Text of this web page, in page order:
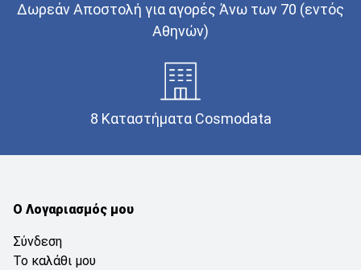
Δωρεάν Αποστολή για αγορές Άνω των 70 (εντός
Αθηνών)
8 Καταστήματα Cosmodata
Ο Λογαριασμός μου
Σύνδεση
Το καλάθι μου